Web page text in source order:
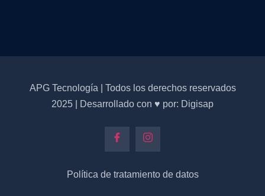
APG Tecnología | Todos los derechos reservados
2025 | Desarrollado con ♥ por: Digisap
Política de tratamiento de datos